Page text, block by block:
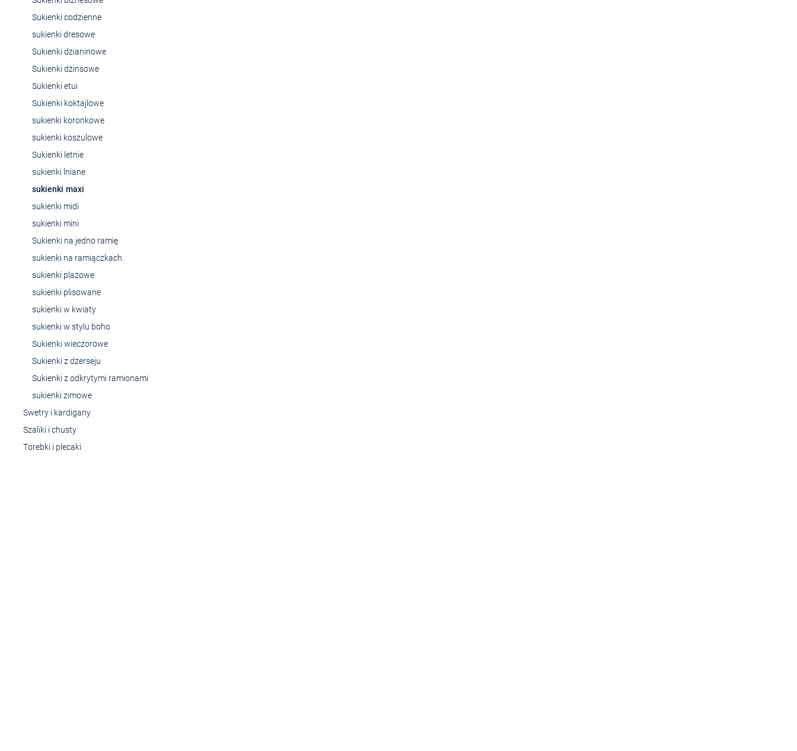
Sukienki codzienne
sukienki dresowe
Sukienki dzianinowe
Sukienki dżinsowe
Sukienki etui
Sukienki koktajlowe
sukienki koronkowe
sukienki koszulowe
Sukienki letnie
sukienki lniane
sukienki maxi
sukienki midi
sukienki mini
Sukienki na jedno ramię
sukienki na ramiączkach
sukienki plażowe
sukienki plisowane
sukienki w kwiaty
sukienki w stylu boho
Sukienki wieczorowe
Sukienki z dżerseju
Sukienki z odkrytymi ramionami
sukienki zimowe
Swetry i kardigany
Szaliki i chusty
Torebki i plecaki